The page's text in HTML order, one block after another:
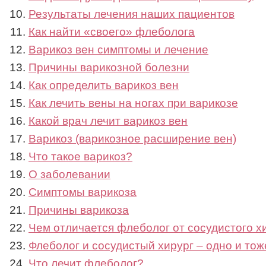
Результаты лечения наших пациентов
Как найти «своего» флеболога
Варикоз вен симптомы и лечение
Причины варикозной болезни
Как определить варикоз вен
Как лечить вены на ногах при варикозе
Какой врач лечит варикоз вен
Варикоз (варикозное расширение вен)
Что такое варикоз?
О заболевании
Симптомы варикоза
Причины варикоза
Чем отличается флеболог от сосудистого
Флеболог и сосудистый хирург – одно и
Что лечит флеболог?